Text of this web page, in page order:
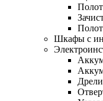
Шкафы с